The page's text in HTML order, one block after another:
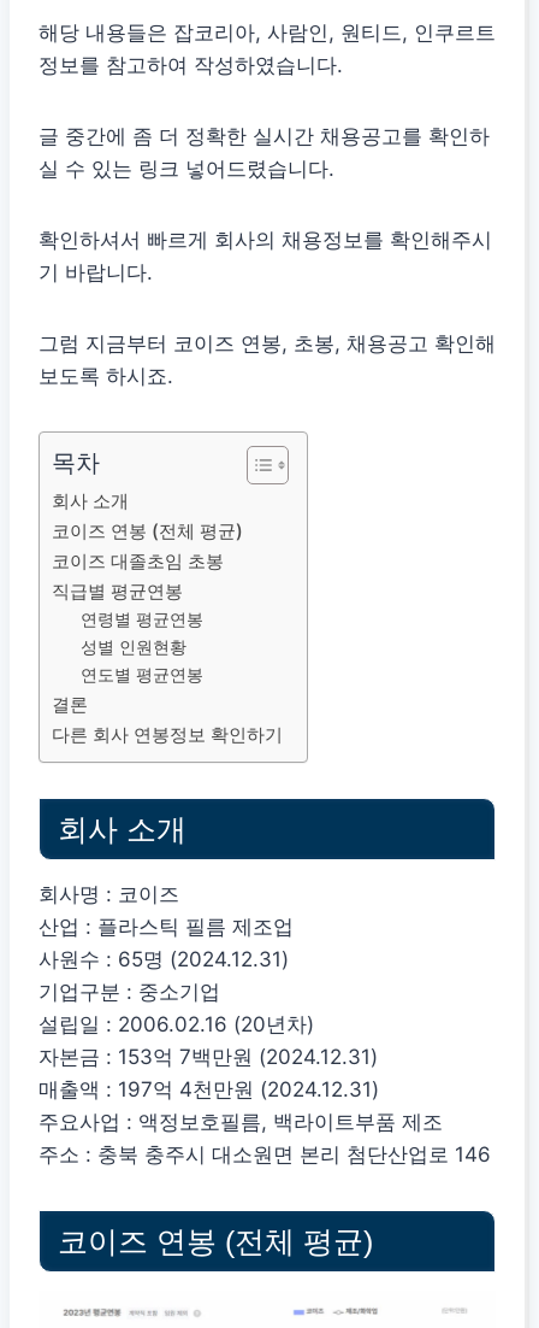
해당 내용들은 잡코리아, 사람인, 원티드, 인쿠르트
정보를 참고하여 작성하였습니다.
글 중간에 좀 더 정확한 실시간 채용공고를 확인하
실 수 있는 링크 넣어드렸습니다.
확인하셔서 빠르게 회사의 채용정보를 확인해주시
기 바랍니다.
그럼 지금부터 코이즈 연봉, 초봉, 채용공고 확인해
보도록 하시죠.
목차
회사 소개
코이즈 연봉 (전체 평균)
코이즈 대졸초임 초봉
직급별 평균연봉
연령별 평균연봉
성별 인원현황
연도별 평균연봉
결론
다른 회사 연봉정보 확인하기
회사 소개
회사명 : 코이즈
산업 : 플라스틱 필름 제조업
사원수 : 65명 (2024.12.31)
기업구분 : 중소기업
설립일 : 2006.02.16 (20년차)
자본금 : 153억 7백만원 (2024.12.31)
매출액 : 197억 4천만원 (2024.12.31)
주요사업 : 액정보호필름, 백라이트부품 제조
주소 : 충북 충주시 대소원면 본리 첨단산업로 146
코이즈 연봉 (전체 평균)